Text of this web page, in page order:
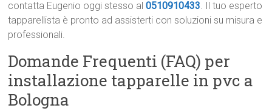
contatta Eugenio oggi stesso al0510910433. Il tuo esperto
tapparellista è pronto ad assisterti con soluzioni su misura e
professionali.
Domande Frequenti (FAQ) per
installazione tapparelle in pvc a
Bologna